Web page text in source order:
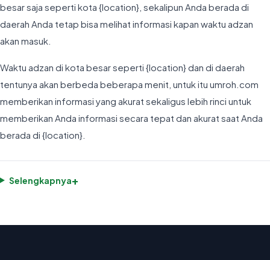
besar saja seperti kota {location}, sekalipun Anda berada di
daerah Anda tetap bisa melihat informasi kapan waktu adzan
akan masuk.
Waktu adzan di kota besar seperti {location} dan di daerah
tentunya akan berbeda beberapa menit, untuk itu umroh.com
memberikan informasi yang akurat sekaligus lebih rinci untuk
memberikan Anda informasi secara tepat dan akurat saat Anda
berada di {location}.
Selengkapnya+